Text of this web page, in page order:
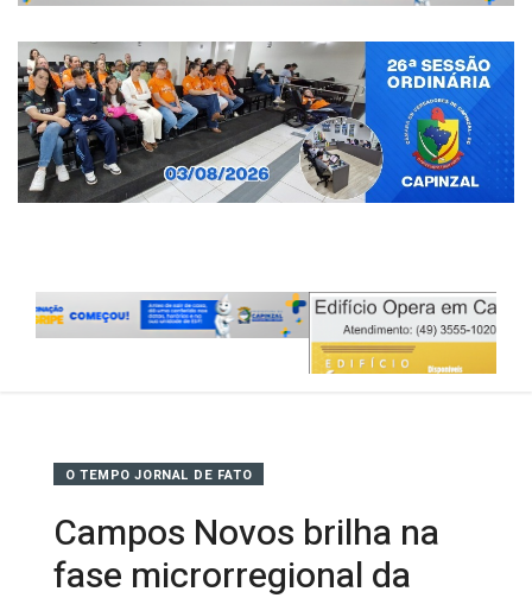
O TEMPO JORNAL DE FATO